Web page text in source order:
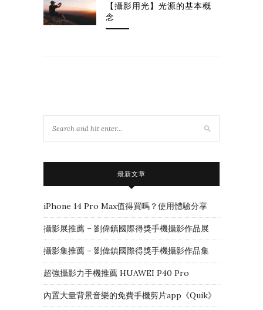
【攝影用光】光源的基本概
念
最新文章
iPhone 14 Pro Max值得買嗎？使用體驗分享
攝影展推薦 – 劉偉鎮國際得獎手機攝影作品展
攝影集推薦 – 劉偉鎮國際得獎手機攝影作品集
超強攝影力手機推薦 HUAWEI P40 Pro
內置大量背景音樂的免費手機剪片app《Quik》